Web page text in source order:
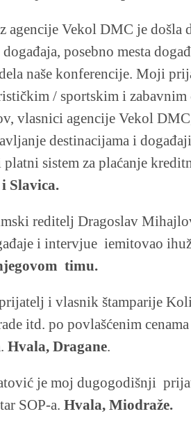
agencije Vekol DMC je došla
posebno mesta
naše konferencije. Moji
/ sportskim i zabavnim
vlasnici agencije Vekol
destinacijama i
platni sistem za plaćanje
Slavica.
reditelj Dragoslav
i intervjue iemitovao
timu.
i vlasnik štamparije
itd. po povlašćenim
Hvala, Dragane.
je moj dugogodišnji
SOP-a. Hvala, Miodraže.